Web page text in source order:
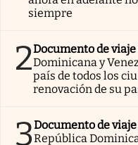
siempre
2Documento de viaje
Dominicana y
país de todos los
renovación de su
3Documento de viaje
República